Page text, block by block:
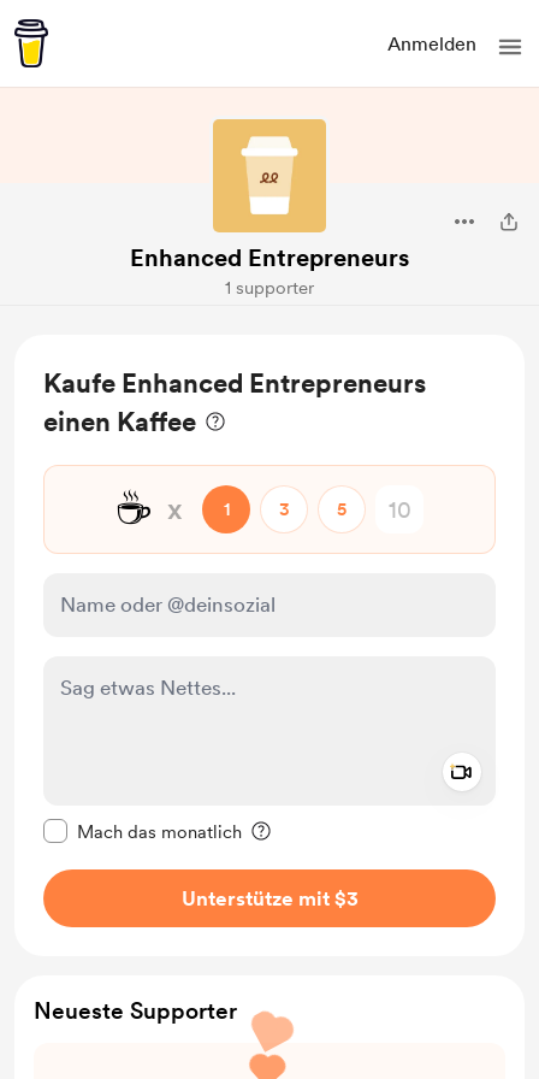
Anmelden
Enhanced Entrepreneurs
1 supporter
Kaufe Enhanced Entrepreneurs
einen Kaffee
☕ x 1 3 5
Mach das monatlich
Unterstütze mit $3
Neueste Supporter